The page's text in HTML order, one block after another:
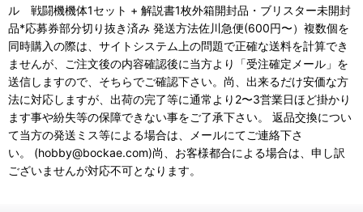
ル 戦闘機機体1セット + 解説書1枚外箱開封品・ブリスター未開封
品*応募券部分切り抜き済み 発送方法佐川急便(600円〜）複数個を
同時購入の際は、サイトシステム上の問題で正確な送料を計算でき
ませんが、ご注文後の内容確認後に当方より「受注確定メール」を
送信しますので、そちらでご確認下さい。尚、出来るだけ安価な方
法に対応しますが、出荷の完了等に通常より2〜3営業日ほど掛かり
ます事や紛失等の保障できない事をご了承下さい。 返品交換につい
て当方の発送ミス等による場合は、メールにてご連絡下さ
い。 (hobby@bockae.com)尚、お客様都合による場合は、申し訳
ございませんが対応不可となります。